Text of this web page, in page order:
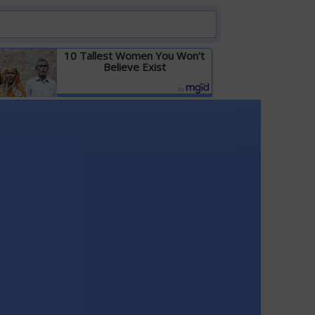
10 Tallest Women You Won't
Believe Exist
Детальніше